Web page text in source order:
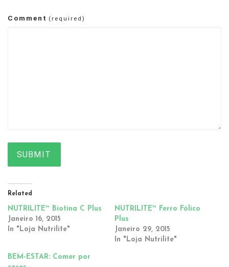
Comment (required)
SUBMIT
Related
NUTRILITE™ Biotina C Plus
Janeiro 16, 2015
In "Loja Nutrilite"
NUTRILITE™ Ferro Fólico
Plus
Janeiro 29, 2015
In "Loja Nutrilite"
BEM-ESTAR: Comer por